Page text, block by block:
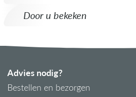
Door u bekeken
Advies nodig?
Bestellen en bezorgen